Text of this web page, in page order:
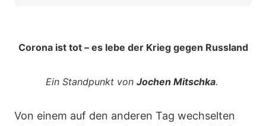
Corona ist tot – es lebe der Krieg gegen Russland
Ein Standpunkt von Jochen Mitschka.
Von einem auf den anderen Tag wechselten